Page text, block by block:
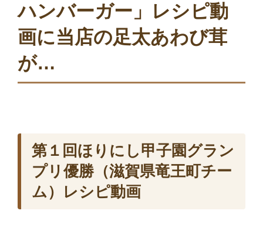
ハンバーガー」レシピ動
画に当店の足太あわび茸
が…
第１回ほりにし甲子園グラン
プリ優勝（滋賀県竜王町チー
ム）レシピ動画